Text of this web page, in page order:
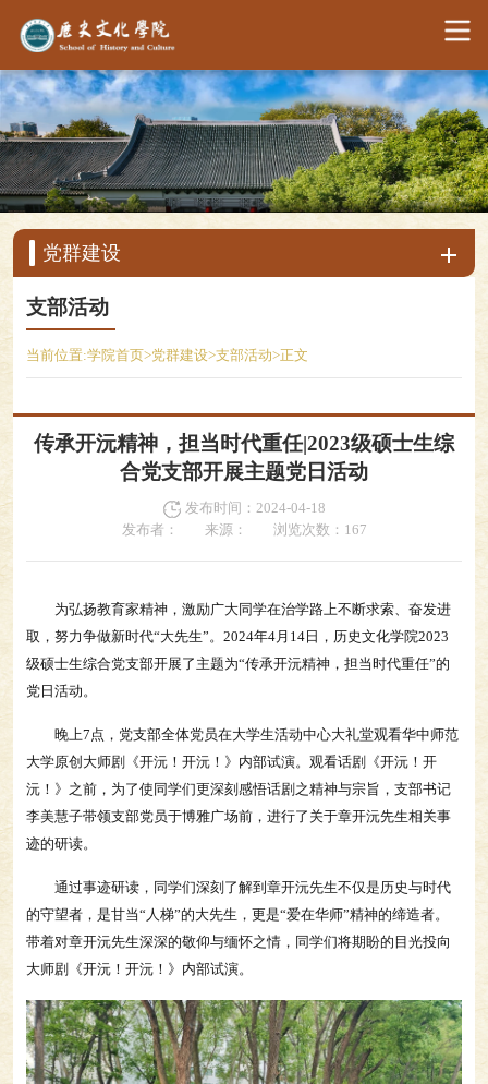
党群建设
支部活动
当前位置:学院首页>党群建设>支部活动>正文
传承开沅精神，担当时代重任|2023级硕士生综
合党支部开展主题党日活动
发布时间：2024-04-18
发布者：
来源： 浏览次数： 167
为弘扬教育家精神，激励广大同学在治学路上不断求索、奋发进
取，努力争做新时代“大先生”。2024年4月14日，历史文化学院2023
级硕士生综合党支部开展了主题为“传承开沅精神，担当时代重任”的
党日活动。
晚上7点，党支部全体党员在大学生活动中心大礼堂观看华中师范
大学原创大师剧《开沅！开沅！》内部试演。观看话剧《开沅！开
沅！》之前，为了使同学们更深刻感悟话剧之精神与宗旨，支部书记
李美慧子带领支部党员于博雅广场前，进行了关于章开沅先生相关事
迹的研读。
通过事迹研读，同学们深刻了解到章开沅先生不仅是历史与时代
的守望者，是甘当“人梯”的大先生，更是“爱在华师”精神的缔造者。
带着对章开沅先生深深的敬仰与缅怀之情，同学们将期盼的目光投向
大师剧《开沅！开沅！》内部试演。